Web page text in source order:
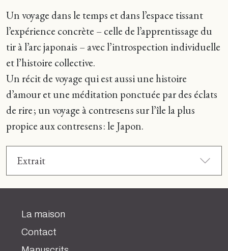
Un voyage dans le temps et dans l’espace tissant
l’expérience concrète – celle de l’apprentissage du
tir à l’arc japonais – avec l’introspection individuelle
et l’histoire collective.
Un récit de voyage qui est aussi une histoire
d’amour et une méditation ponctuée par des éclats
de rire ; un voyage à contresens sur l’île la plus
propice aux contresens : le Japon.
Extrait
La maison
Contact